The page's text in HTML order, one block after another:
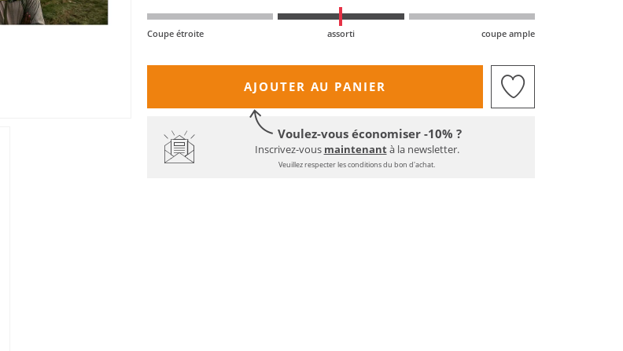
Coupe étroite assorti coupe ample
AJOUTER AU PANIER
Voulez-vous économiser -10% ?
Inscrivez-vous maintenantà la newsletter.
Veuillez respecter les conditions du bon d'achat.